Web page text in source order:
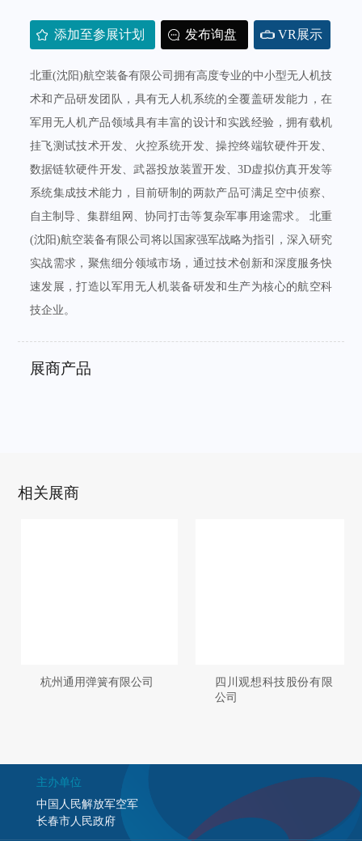
添加至参展计划 发布询盘 VR展示
北重(沈阳)航空装备有限公司拥有高度专业的中小型无人机技
术和产品研发团队，具有无人机系统的全覆盖研发能力，在
军用无人机产品领域具有丰富的设计和实践经验，拥有载机
挂飞测试技术开发、火控系统开发、操控终端软硬件开发、
数据链软硬件开发、武器投放装置开发、3D虚拟仿真开发等
系统集成技术能力，目前研制的两款产品可满足空中侦察、
自主制导、集群组网、协同打击等复杂军事用途需求。 北重
(沈阳)航空装备有限公司将以国家强军战略为指引，深入研究
实战需求，聚焦细分领域市场，通过技术创新和深度服务快
速发展，打造以军用无人机装备研发和生产为核心的航空科
技企业。
展商产品
相关展商
杭州通用弹簧有限公司
四川观想科技股份有限
公司
主办单位
中国人民解放军空军
长春市人民政府